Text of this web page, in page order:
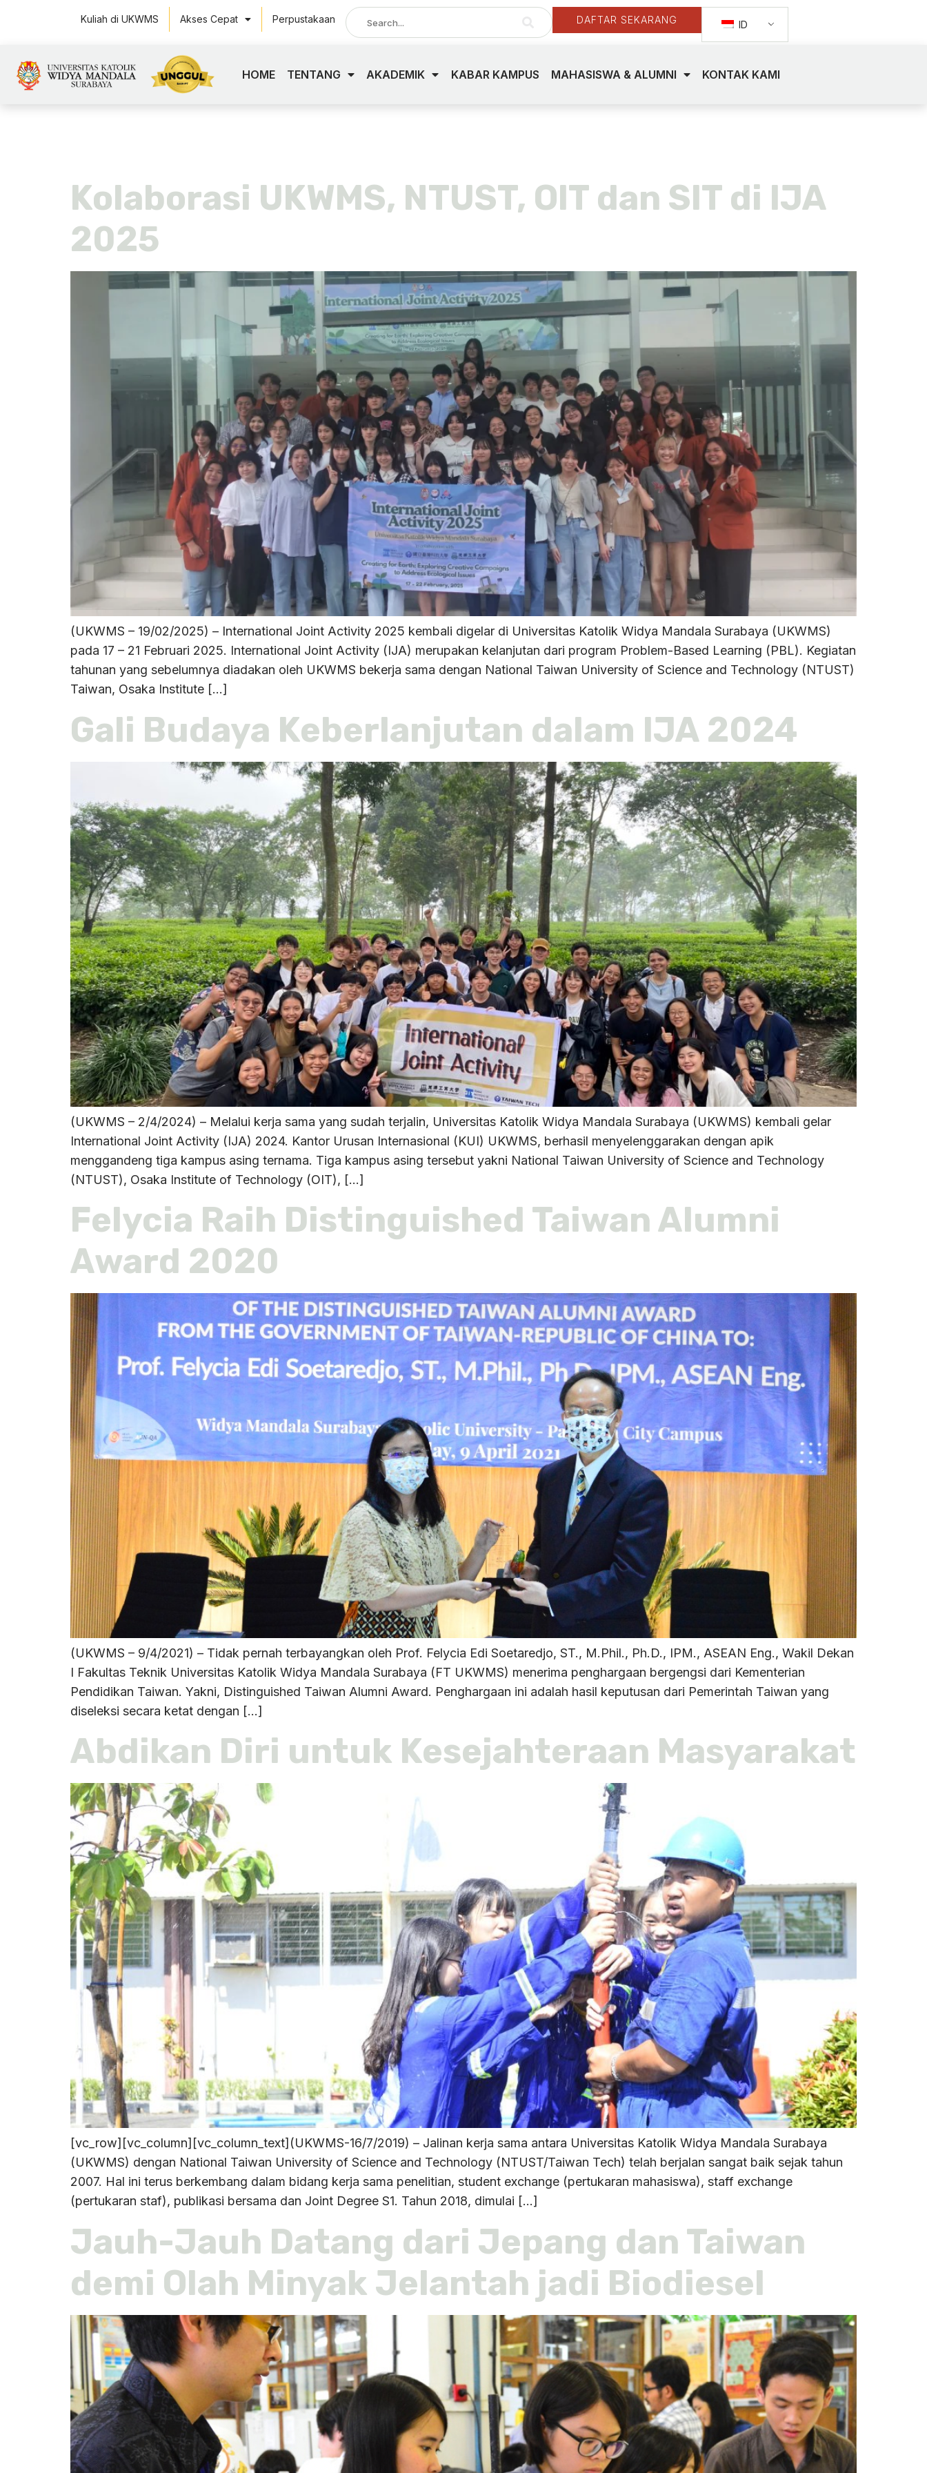
Kuliah di UKWMS Akses Cepat Perpustakaan DAFTAR SEKARANG ID
HOME TENTANG AKADEMIK KABAR KAMPUS MAHASISWA & ALUMNI KONTAK KAMI
Kolaborasi UKWMS, NTUST, OIT dan SIT di IJA
2025
(UKWMS – 19/02/2025) – International Joint Activity 2025 kembali digelar di Universitas Katolik Widya Mandala Surabaya (UKWMS)
pada 17 – 21 Februari 2025. International Joint Activity (IJA) merupakan kelanjutan dari program Problem-Based Learning (PBL). Kegiatan
tahunan yang sebelumnya diadakan oleh UKWMS bekerja sama dengan National Taiwan University of Science and Technology (NTUST)
Taiwan, Osaka Institute […]
Gali Budaya Keberlanjutan dalam IJA 2024
(UKWMS – 2/4/2024) – Melalui kerja sama yang sudah terjalin, Universitas Katolik Widya Mandala Surabaya (UKWMS) kembali gelar
International Joint Activity (IJA) 2024. Kantor Urusan Internasional (KUI) UKWMS, berhasil menyelenggarakan dengan apik
menggandeng tiga kampus asing ternama. Tiga kampus asing tersebut yakni National Taiwan University of Science and Technology
(NTUST), Osaka Institute of Technology (OIT), […]
Felycia Raih Distinguished Taiwan Alumni
Award 2020
(UKWMS – 9/4/2021) – Tidak pernah terbayangkan oleh Prof. Felycia Edi Soetaredjo, ST., M.Phil., Ph.D., IPM., ASEAN Eng., Wakil Dekan
I Fakultas Teknik Universitas Katolik Widya Mandala Surabaya (FT UKWMS) menerima penghargaan bergengsi dari Kementerian
Pendidikan Taiwan. Yakni, Distinguished Taiwan Alumni Award. Penghargaan ini adalah hasil keputusan dari Pemerintah Taiwan yang
diseleksi secara ketat dengan […]
Abdikan Diri untuk Kesejahteraan Masyarakat
[vc_row][vc_column][vc_column_text](UKWMS-16/7/2019) – Jalinan kerja sama antara Universitas Katolik Widya Mandala Surabaya
(UKWMS) dengan National Taiwan University of Science and Technology (NTUST/Taiwan Tech) telah berjalan sangat baik sejak tahun
2007. Hal ini terus berkembang dalam bidang kerja sama penelitian, student exchange (pertukaran mahasiswa), staff exchange
(pertukaran staf), publikasi bersama dan Joint Degree S1. Tahun 2018, dimulai […]
Jauh-Jauh Datang dari Jepang dan Taiwan
demi Olah Minyak Jelantah jadi Biodiesel